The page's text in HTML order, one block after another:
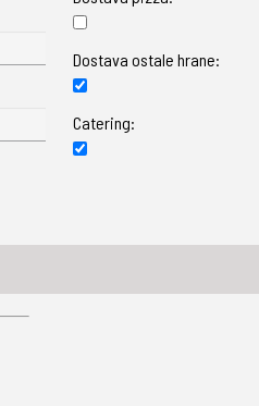
Dostava ostale hrane:
Catering: